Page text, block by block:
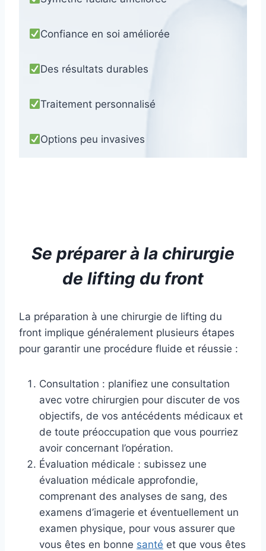
Confiance en soi améliorée
Des résultats durables
Traitement personnalisé
Options peu invasives
Se préparer à la chirurgie
de lifting du front
La préparation à une chirurgie de lifting du
front implique généralement plusieurs étapes
pour garantir une procédure fluide et réussie :
Consultation : planifiez une consultation
avec votre chirurgien pour discuter de vos
objectifs, de vos antécédents médicaux et
de toute préoccupation que vous pourriez
avoir concernant l’opération.
Évaluation médicale : subissez une
évaluation médicale approfondie,
comprenant des analyses de sang, des
examens d’imagerie et éventuellement un
examen physique, pour vous assurer que
vous êtes en bonne santé et que vous êtes